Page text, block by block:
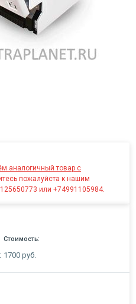
аналогичный товар с
пожалуйста к нашим
или +74991105984.
Стоимость:
1700 руб.